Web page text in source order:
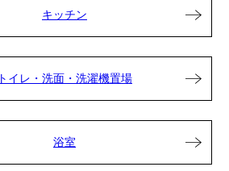
キッチン
トイレ・洗面・洗濯機置場
浴室